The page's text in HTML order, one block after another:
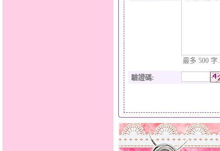
最多 500 字.
驗證碼: